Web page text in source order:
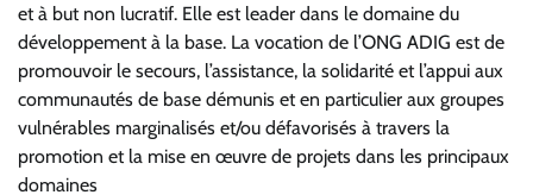
et à but non lucratif. Elle est leader dans le domaine du
développement à la base. La vocation de l’ONG ADIG est de
promouvoir le secours, l’assistance, la solidarité et l’appui aux
communautés de base démunis et en particulier aux groupes
vulnérables marginalisés et/ou défavorisés à travers la
promotion et la mise en œuvre de projets dans les principaux
domaines